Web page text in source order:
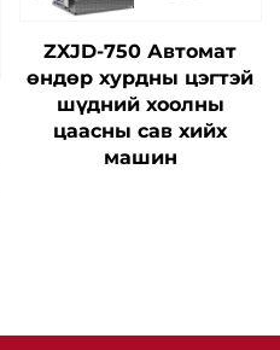
ZXJD-750 Автомат
өндөр хурдны цэгтэй
шүдний хоолны
цаасны сав хийх
машин